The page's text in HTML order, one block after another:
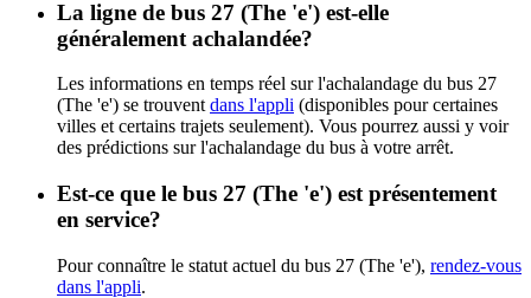
La ligne de bus 27 (The 'e') est-elle
généralement achalandée?
Les informations en temps réel sur l'achalandage du bus 27
(The 'e') se trouvent dans l'appli (disponibles pour certaines
villes et certains trajets seulement). Vous pourrez aussi y voir
des prédictions sur l'achalandage du bus à votre arrêt.
Est-ce que le bus 27 (The 'e') est présentement
en service?
Pour connaître le statut actuel du bus 27 (The 'e'), rendez-vous
dans l'appli.